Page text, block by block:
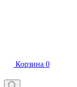
Корзина 0